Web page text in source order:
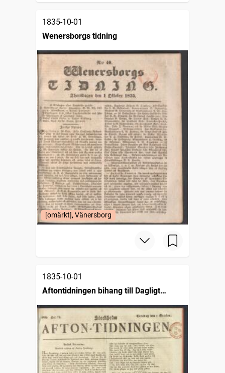
1835-10-01
Wenersborgs tidning
[omärkt], Vänersborg
1835-10-01
Aftontidningen bihang till Dagligt